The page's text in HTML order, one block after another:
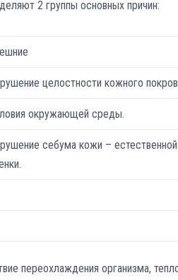
2 группы основных причин:
целостности кожного
окружающей среды.
себума кожи –
переохлаждения организма,